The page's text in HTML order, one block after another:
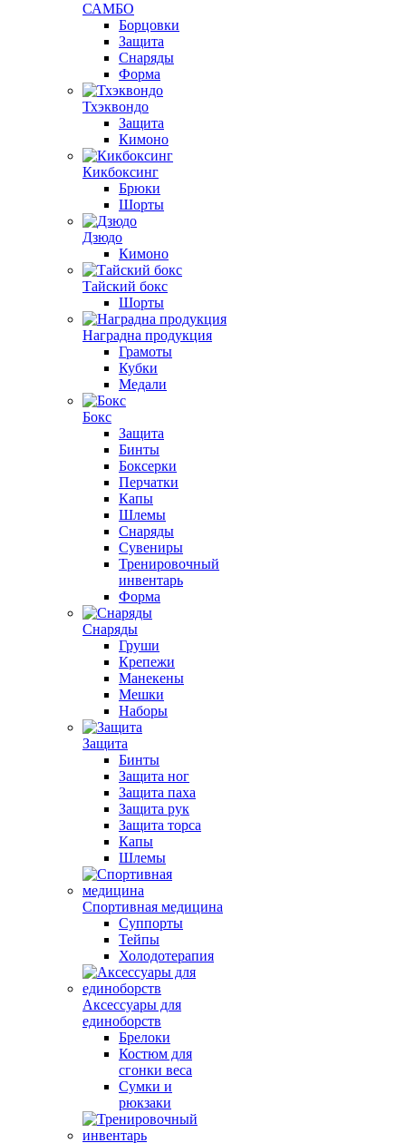
САМБО
Борцовки
Защита
Снаряды
Форма
Тхэквондо
Защита
Кимоно
Кикбоксинг
Брюки
Шорты
Дзюдо
Кимоно
Тайский бокс
Шорты
Наградна продукция
Грамоты
Кубки
Медали
Бокс
Защита
Бинты
Боксерки
Перчатки
Капы
Шлемы
Снаряды
Сувениры
Тренировочный
инвентарь
Форма
Снаряды
Груши
Крепежи
Манекены
Мешки
Наборы
Защита
Бинты
Защита ног
Защита паха
Защита рук
Защита торса
Капы
Шлемы
Спортивная медицина
Суппорты
Тейпы
Холодотерапия
Аксессуары для
единоборств
Брелоки
Костюм для
сгонки веса
Сумки и
рюкзаки